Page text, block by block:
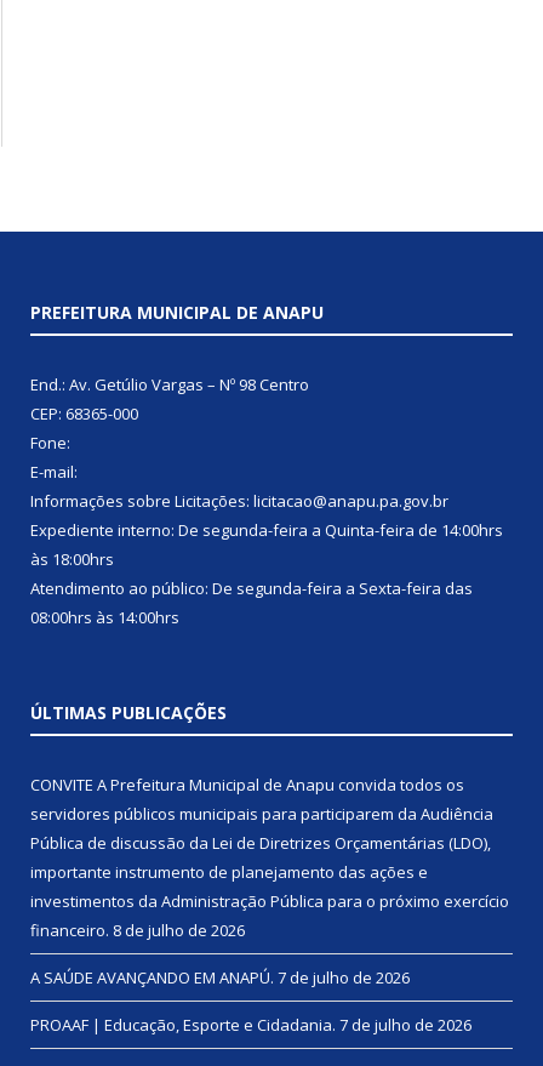
PREFEITURA MUNICIPAL DE ANAPU
End.: Av. Getúlio Vargas – Nº 98 Centro
CEP: 68365-000
Fone:
E-mail:
Informações sobre Licitações: licitacao@anapu.pa.gov.br
Expediente interno: De segunda-feira a Quinta-feira de 14:00hrs
às 18:00hrs
Atendimento ao público: De segunda-feira a Sexta-feira das
08:00hrs às 14:00hrs
ÚLTIMAS PUBLICAÇÕES
CONVITE A Prefeitura Municipal de Anapu convida todos os
servidores públicos municipais para participarem da Audiência
Pública de discussão da Lei de Diretrizes Orçamentárias (LDO),
importante instrumento de planejamento das ações e
investimentos da Administração Pública para o próximo exercício
financeiro. 8 de julho de 2026
A SAÚDE AVANÇANDO EM ANAPÚ. 7 de julho de 2026
PROAAF | Educação, Esporte e Cidadania. 7 de julho de 2026